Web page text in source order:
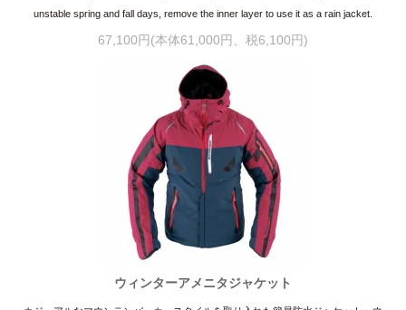
unstable spring and fall days, remove the inner layer to use it as a rain jacket.
67,100円(本体61,000円、税6,100円)
ウィンターアメニタジャケット